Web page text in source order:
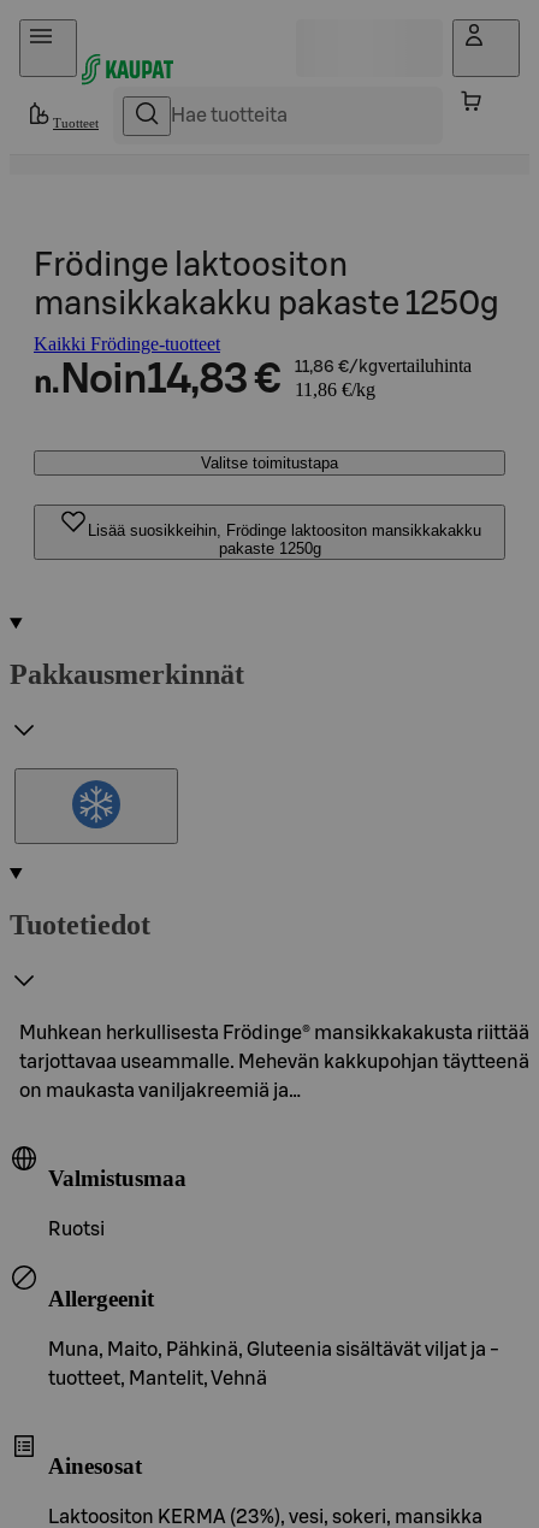
Hyppää sisältöön
Tuotteet
Frödinge laktoositon
mansikkakakku pakaste 1250g
Kaikki Frödinge-tuotteet
n. Noin14,83 € 11,86 €/kgvertailuhinta
11,86 €/kg
Valitse toimitustapa
Lisää suosikkeihin, Frödinge laktoositon mansikkakakku
pakaste 1250g
Pakkausmerkinnät
Tuotetiedot
Muhkean herkullisesta Frödinge® mansikkakakusta riittää
tarjottavaa useammalle. Mehevän kakkupohjan täytteenä
on maukasta vaniljakreemiä ja…
Valmistusmaa
Ruotsi
Allergeenit
Muna, Maito, Pähkinä, Gluteenia sisältävät viljat ja -
tuotteet, Mantelit, Vehnä
Ainesosat
Laktoositon KERMA (23%), vesi, sokeri, mansikka